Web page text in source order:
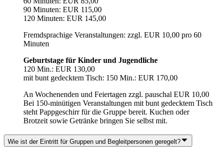
90 Minuten: EUR 115,00
120 Minuten: EUR 145,00
Fremdsprachige Veranstaltungen: zzgl. EUR 10,00 pro 60
Minuten
Geburtstage für Kinder und Jugendliche
120 Min.: EUR 130,00
mit bunt gedecktem Tisch: 150 Min.: EUR 170,00
An Wochenenden und Feiertagen zzgl. pauschal EUR 10,00
Bei 150-minütigen Veranstaltungen mit bunt gedecktem Tisch
steht Pappgeschirr für die Gruppe bereit. Kuchen oder
Brotzeit sowie Getränke bringen Sie selbst mit.
Wie ist der Eintritt für Gruppen und Begleitpersonen geregelt?